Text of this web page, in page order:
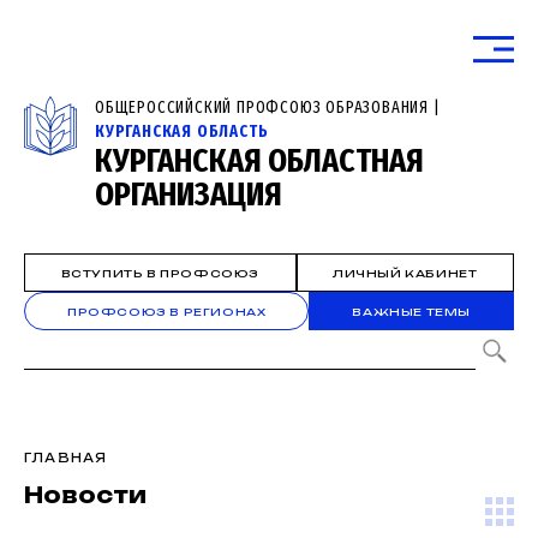
ОБЩЕРОССИЙСКИЙ ПРОФСОЮЗ ОБРАЗОВАНИЯ |
КУРГАНСКАЯ ОБЛАСТЬ
КУРГАНСКАЯ ОБЛАСТНАЯ
ОРГАНИЗАЦИЯ
ВСТУПИТЬ В ПРОФСОЮЗ ЛИЧНЫЙ КАБИНЕТ
ПРОФСОЮЗ В РЕГИОНАХ ВАЖНЫЕ ТЕМЫ
ГЛАВНАЯ
Новости